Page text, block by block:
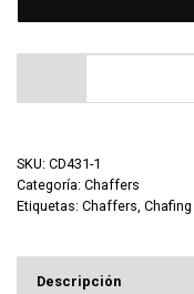
Chafing Dish de 9
SKU: CD431-1
Categoría: Chaffers
Etiquetas: Chaffers Chafing
Descripción